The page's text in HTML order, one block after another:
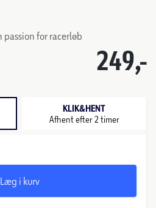
for racerløb
249,-
KLIK&HENT
Afhent efter 2 timer
Læg i kurv